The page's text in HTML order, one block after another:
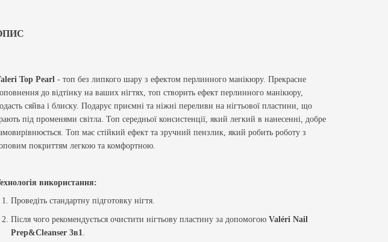
Top Pearl - топ без липкого шару з ефектом перлинного манікюру. Прекрасне
до відтінку на ваших нігтях, топ створить ефект перлинного манікюру,
сяйва і блиску. Подарує приємні та ніжні переливи на нігтьової пластини, що
під променями світла. Топ середньої консистенції, який легкий в нанесенні, добре
Топ має стійкий ефект та зручний пензлик, який робить роботу з
покриттям легкою та комфортною.
використання:
Проведіть стандартну підготовку нігтя.
Після чого рекомендується очистити нігтьову пластину за допомогою Valéri Nail
Prep&Cleanser 3в1